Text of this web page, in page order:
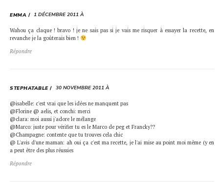
EMMA 1 DÉCEMBRE 2011 À
Wahou ça claque ! bravo ! je ne sais pas si je vais me risquer à essayer la recette, en
revanche je la goûterais bien !
Répondre
STEPHATABLE 30 NOVEMBRE 2011 À
@isabelle: c'est vrai que les idées ne manquent pas
@Florine @ aelis, et conchi: merci
@clara: moi aussi j'adore le mélange
@Marco: juste pour vérifier tu es le Marco de peg et Francky??
@Champagne: contente que tu trouves cela chic
@ L'avis d'une maman: ah oui ça c'est ma recette, je l'ai mise au point moi même (y en
a peut être des plus réussies
Répondre